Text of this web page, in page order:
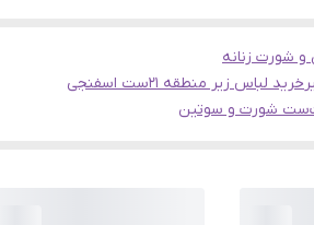
شورت زنانه
خرید لباس زیر منطقه 21 ست اسفنجی
ست شورت و سوتین